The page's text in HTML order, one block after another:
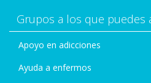
Grupos a los que puedes
Apoyo en adicciones
Ayuda a enfermos